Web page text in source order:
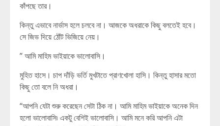
কাঁপছে তার।
কিন্তু এভাবে নার্ভাস হলে চলবে না। আজকে অধরাকে কিছু বলতেই হবে।
সে জিভ দিয়ে ঠোঁট ভিজিয়ে নেয়।
” আমি মাহিম ভাইয়াকে ভালোবাসি।
মুহিত হাসে। চাপ দাঁড়ি ভর্তি মুখটাতে প্রাণখোলা হাসি। কিন্তু হাসার মতো
কিছু তো বলে নি অধরা।
“আপনি যেটা শুরু করেছেন সেটা ঠিক না। আমি মাহিম ভাইয়াকে অনেক দিন
হলো ভালোবাসি৷ একটু বেশিই ভালোবাসি। আমি মনে করি আপনি এটা